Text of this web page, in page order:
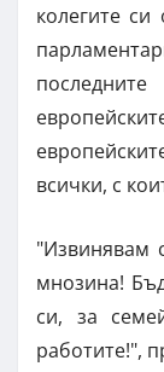
колегите
всички, с
"Извинявам
мнозина!
си, за
работите!",